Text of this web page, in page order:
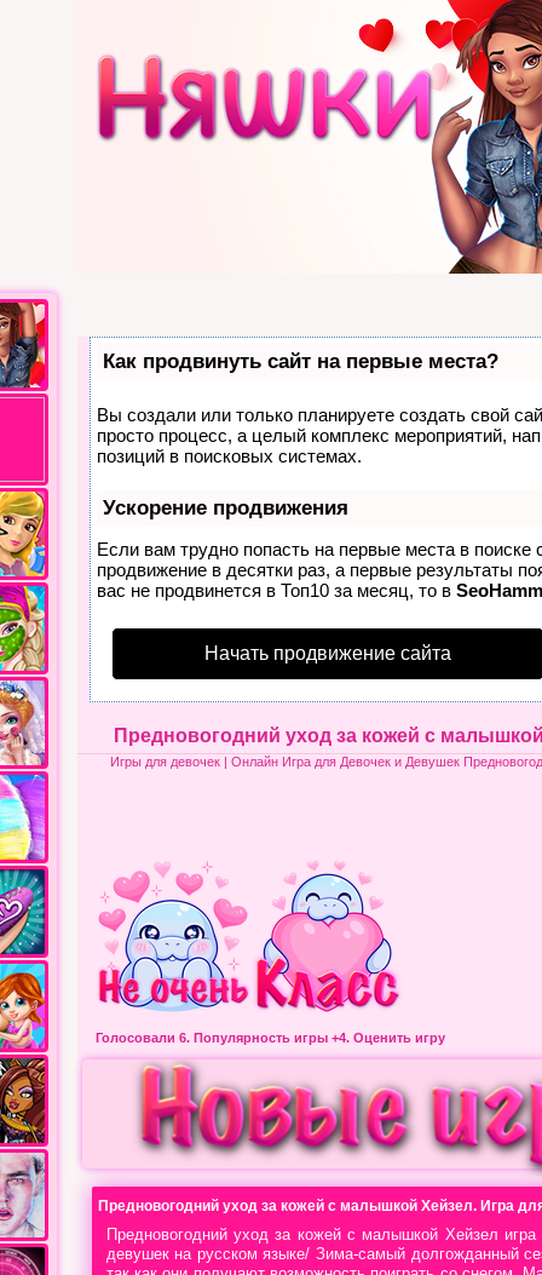
Как продвинуть сайт на первые места?
Вы создали или только планируете создать свой
просто процесс, а целый комплекс мероприятий,
позиций в поисковых системах.
Ускорение продвижения
Если вам трудно попасть на первые места в
продвижение в десятки раз, а первые результаты
вас не продвинется в Топ10 за месяц, то в
Начать продвижение сайта
Предновогодний уход за кожей с
Игры для девочек| Онлайн Игра для Девочек и Девушек
Голосовали 6. Популярность игры +4. Оценить игру
Предновогодний уход за кожей с малышкой Хейзел. Игра
Предновогодний уход за кожей с малышкой Хейзел
девушек на русском языке/ Зима-самый долгожданный